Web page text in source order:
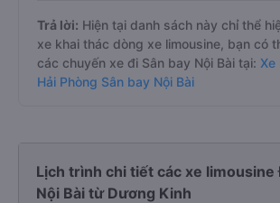
Trả lời: Hiện tại danh sách này chỉ thể
xe khai thác dòng xe limousine, bạn có
các chuyến xe đi Sân bay Nội Bài tại: Xe
Hải Phòng Sân bay Nội Bài
Lịch trình chi tiết các xe limousine
Nội Bài từ Dương Kinh